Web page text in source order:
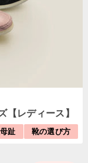
【レディース】
趾 靴の選び方